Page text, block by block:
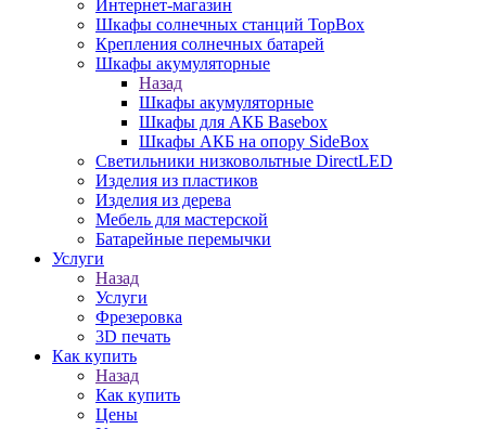
Интернет-магазин
Шкафы солнечных станций TopBox
Крепления солнечных батарей
Шкафы акумуляторные
Назад
Шкафы акумуляторные
Шкафы для АКБ Basebox
Шкафы АКБ на опору SideBox
Светильники низковольтные DirectLED
Изделия из пластиков
Изделия из дерева
Мебель для мастерской
Батарейные перемычки
Услуги
Назад
Услуги
Фрезеровка
3D печать
Как купить
Назад
Как купить
Цены